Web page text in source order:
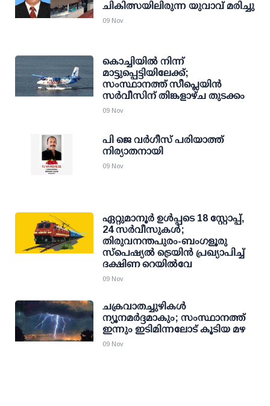
ചികിത്സയിലിരുന്ന യുവാവ് മരിച്ചു
09 Nov
കൊച്ചിയില്‍ നിന്ന്
മാട്ടുപ്പെട്ടിയിലേക്ക്;
സംസ്ഥാനത്ത് സീപ്ലെയിന്‍
സര്‍വീസിന് തിങ്കളാഴ്ച തുടക്കം
09 Nov
പി ജെ വർഗീസ് പരിയാത്ത്
നിര്യാതനായി
09 Nov
ഏറ്റുമാനൂര്‍ ഉള്‍പ്പടെ 18 സ്റ്റോപ്പ്,
24 സര്‍വീസുകള്‍;
തിരുവനന്തപുരം-ബംഗളൂരു
സ്‌പെഷ്യല്‍ ട്രെയിന്‍ പ്രഖ്യാപിച്ച്
ദക്ഷിണ റെയില്‍വേ
09 Nov
ചക്രവാതച്ചുഴികള്‍
ന്യൂനമര്‍ദ്ദമാകും; സംസ്ഥാനത്ത്
ഇന്നും ഇടിമിന്നലോട് കൂടിയ മഴ
09 Nov